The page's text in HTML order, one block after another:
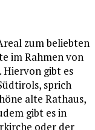
zum beliebten
im Rahmen von
Hiervon gibt es
sprich
alte Rathaus,
gibt es in
oder der